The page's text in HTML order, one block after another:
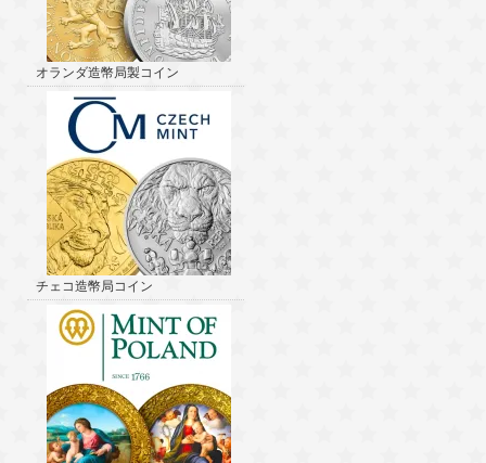
オランダ造幣局製コイン
チェコ造幣局コイン